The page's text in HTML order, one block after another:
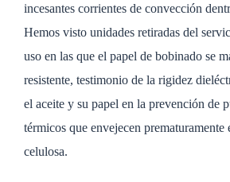
incesantes corrientes de convección
Hemos visto unidades retiradas del
uso en las que el papel de bobinado se
resistente, testimonio de la rigidez
el aceite y su papel en la prevención de
térmicos que envejecen prematuramente
celulosa.